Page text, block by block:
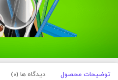
توضیحات محصول دیدگاه ها (0)